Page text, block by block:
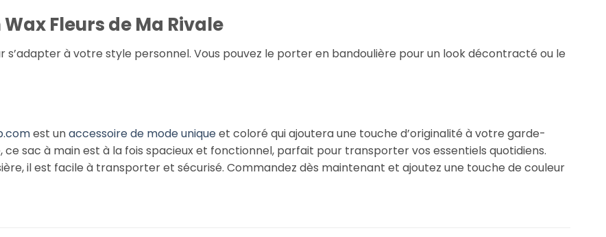
Fleurs de Ma Rivale
à votre style personnel. Vous pouvez le porter en bandoulière pour un look décontracté ou le
est unaccessoire de mode uniqueet coloré qui ajoutera une touche d’originalité à votre garde-
ce sac à main est à la fois spacieux et fonctionnel, parfait pour transporter vos essentiels quotidiens.
il est facile à transporter et sécurisé. Commandez dès maintenant et ajoutez une touche de couleur